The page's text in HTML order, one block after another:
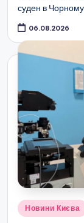
суден в
06.08.2026
Опубліковано
Новини Києва